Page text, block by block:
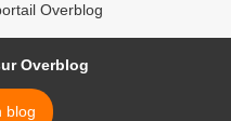
Overblog
Overblog
blog